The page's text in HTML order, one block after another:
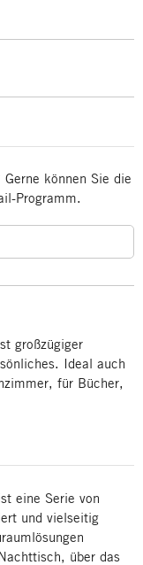
großzügiger
Ideal auch
für Bücher,
eine Serie von
und vielseitig
über das
können Sie die
Programm.